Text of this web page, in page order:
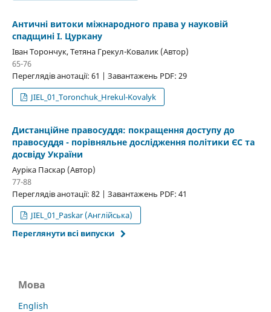
Античні витоки міжнародного права у науковій
спадщині І. Цуркану
Іван Торончук, Тетяна Грекул-Ковалик (Автор)
65-76
Переглядів анотації: 61 | Завантажень PDF: 29
JIEL_01_Toronchuk_Hrekul-Kovalyk
Дистанційне правосуддя: покращення доступу до
правосуддя - порівняльне дослідження політики ЄС та
досвіду України
Ауріка Паскар (Автор)
77-88
Переглядів анотації: 82 | Завантажень PDF: 41
JIEL_01_Paskar (Англійська)
Переглянути всі випуски
Мова
English